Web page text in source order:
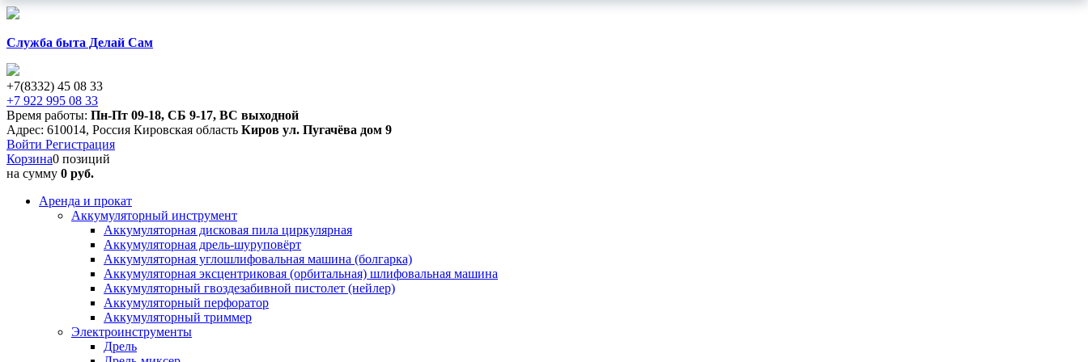
Служба быта Делай Сам
+7(8332) 45 08 33
+7 922 995 08 33
Время работы: Пн-Пт 09-18, СБ 9-17, ВС выходной
Адрес: 610014, Россия Кировская область Киров ул. Пугачёва дом 9
Войти Регистрация
Корзина0 позиций
на сумму 0 руб.
Аренда и прокат
Аккумуляторный инструмент
Аккумуляторная дисковая пила циркулярная
Аккумуляторная дрель-шуруповёрт
Аккумуляторная углошлифовальная машина (болгарка)
Аккумуляторная эксцентриковая (орбитальная) шлифовальная машина
Аккумуляторный гвоздезабивной пистолет (нейлер)
Аккумуляторный перфоратор
Аккумуляторный триммер
Электроинструменты
Дрель